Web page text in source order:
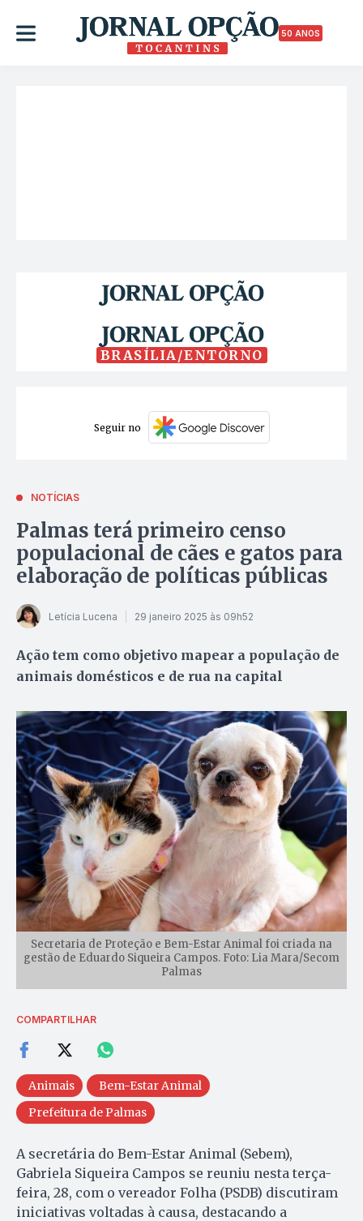
50 ANOS
BRASÍLIA/ENTORNO
Seguir no
NOTÍCIAS
Palmas terá primeiro censo
populacional de cães e gatos para
elaboração de políticas públicas
Letícia Lucena 29 janeiro 2025 às 09h52
Ação tem como objetivo mapear a população de
animais domésticos e de rua na capital
Secretaria de Proteção e Bem-Estar Animal foi criada na
gestão de Eduardo Siqueira Campos. Foto: Lia Mara/Secom
Palmas
COMPARTILHAR
Animais
Bem-Estar Animal
Prefeitura de Palmas
A secretária do Bem-Estar Animal (Sebem),
Gabriela Siqueira Campos se reuniu nesta terça-
feira, 28, com o vereador Folha (PSDB) discutiram
iniciativas voltadas à causa, destacando a